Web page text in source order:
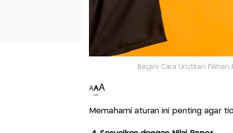
Begini Cara Urutkan Pilihan
AAA
Memahami aturan ini penting agar